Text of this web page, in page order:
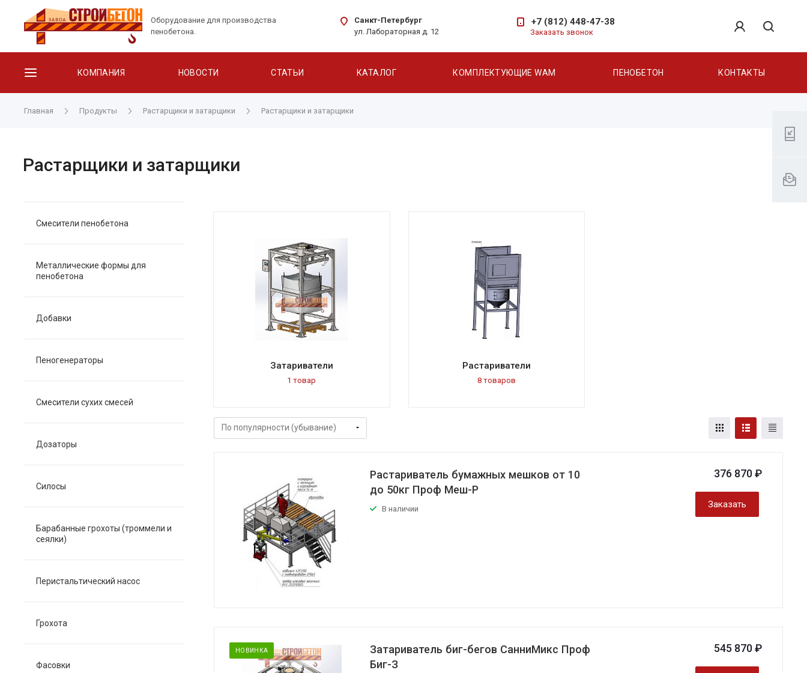
Оборудование для производства
пенобетона.
Санкт-Петербург
ул. Лабораторная д. 12
+7 (812) 448-47-38
Заказать звонок
КОМПАНИЯ НОВОСТИ СТАТЬИ КАТАЛОГ КОМПЛЕКТУЮЩИЕ WAM ПЕНОБЕТОН КОНТАКТЫ
Главная Продукты Растарщики и затарщики Растарщики и затарщики
Растарщики и затарщики
Затариватели
1 товар
Растариватели
8 товаров
Растариватель бумажных мешков от 10
до 50кг Проф Меш-Р
В наличии
376 870 ₽
Заказать
НОВИНКА
Затариватель биг-бегов СанниМикс Проф
Биг-З
545 870 ₽
Смесители пенобетона
Металлические формы для
пенобетона
Добавки
Пеногенераторы
Смесители сухих смесей
Дозаторы
Силосы
Барабанные грохоты (троммели и
сеялки)
Перистальтический насос
Грохота
Фасовки